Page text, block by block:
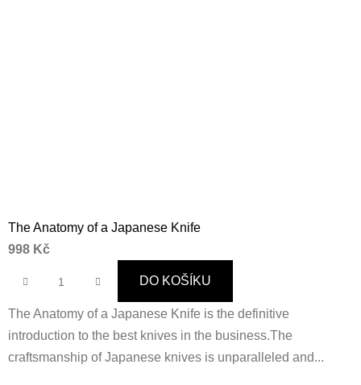
The Anatomy of a Japanese Knife
998 Kč
DO KOŠÍKU
The Anatomy of a Japanese Knife is the definitive
introduction to the best knives in the business.The
craftsmanship of Japanese knives is unparalleled and...